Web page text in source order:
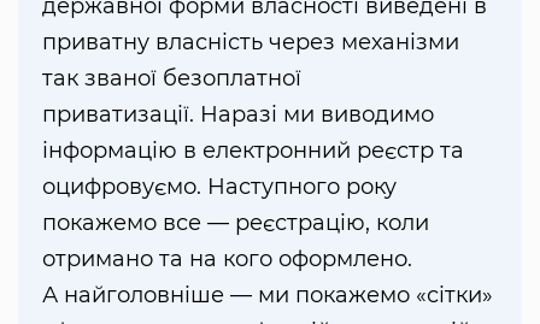
державної форми власності виведені в
приватну власність через механізми
так званої безоплатної
приватизації. Наразі ми виводимо
інформацію в електронний реєстр та
оцифровуємо. Наступного року
покажемо все — реєстрацію, коли
отримано та на кого оформлено.
А найголовніше — ми покажемо «сітки»